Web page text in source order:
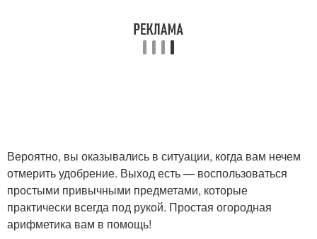
Вероятно, вы оказывались в ситуации, когда вам нечем
отмерить удобрение. Выход есть — воспользоваться
простыми привычными предметами, которые
практически всегда под рукой. Простая огородная
арифметика вам в помощь!